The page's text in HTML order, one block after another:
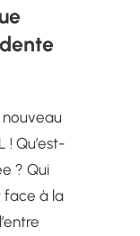
Qu’est-
? Qui
face à la